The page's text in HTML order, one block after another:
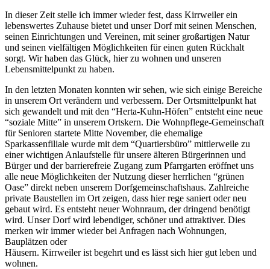
In dieser Zeit stelle ich immer wieder fest, dass Kirrweiler ein
lebenswertes Zuhause bietet und unser Dorf mit seinen Menschen,
seinen Einrichtungen und Vereinen, mit seiner großartigen Natur
und seinen vielfältigen Möglichkeiten für einen guten Rückhalt
sorgt. Wir haben das Glück, hier zu wohnen und unseren
Lebensmittelpunkt zu haben.
In den letzten Monaten konnten wir sehen, wie sich einige Bereiche
in unserem Ort verändern und verbessern. Der Ortsmittelpunkt hat
sich gewandelt und mit den “Herta-Kuhn-Höfen” entsteht eine neue
“soziale Mitte” in unserem Ortskern. Die Wohnpflege-Gemeinschaft
für Senioren startete Mitte November, die ehemalige
Sparkassenfiliale wurde mit dem “Quartiersbüro” mittlerweile zu
einer wichtigen Anlaufstelle für unsere älteren Bürgerinnen und
Bürger und der barrierefreie Zugang zum Pfarrgarten eröffnet uns
alle neue Möglichkeiten der Nutzung dieser herrlichen “grünen
Oase” direkt neben unserem Dorfgemeinschaftshaus. Zahlreiche
private Baustellen im Ort zeigen, dass hier rege saniert oder neu
gebaut wird. Es entsteht neuer Wohnraum, der dringend benötigt
wird. Unser Dorf wird lebendiger, schöner und attraktiver. Dies
merken wir immer wieder bei Anfragen nach Wohnungen,
Bauplätzen oder
Häusern. Kirrweiler ist begehrt und es lässt sich hier gut leben und
wohnen.